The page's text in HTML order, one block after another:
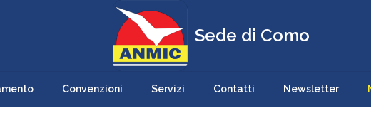
Sede di Como
Convenzioni Servizi Contatti Newsletter